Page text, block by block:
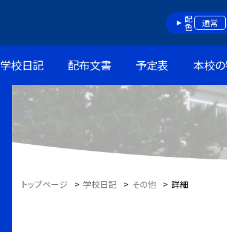
配色 通常
学校日記 配布文書 予定表 本校
トップページ > 学校日記 > その他 > 詳細